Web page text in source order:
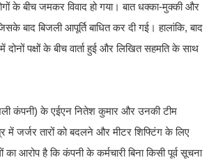
के बीच जमकर विवाद हो गया। बात धक्का-मुक्की और
बाद बिजली आपूर्ति बाधित कर दी गई। हालांकि, बाद
पक्षों के बीच वार्ता हुई और लिखित सहमति के साथ
कंपनी) के एईएन नितेश कुमार और उनकी टीम
में जर्जर तारों को बदलने और मीटर शिफ्टिंग के लिए
का आरोप है कि कंपनी के कर्मचारी बिना किसी पूर्व सूचना